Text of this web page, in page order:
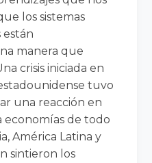
los sistemas
están
manera que
crisis iniciada en
tuvo
una reacción en
economías de todo
América Latina y
sintieron los